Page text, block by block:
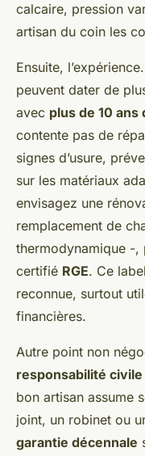
calcaire, pression
artisan du coin les
Ensuite,
peuvent dater de
avec plus de 10 ans
contente pas de
signes d’usure,
sur les matériaux
envisagez une
remplacement de
thermodynamique -,
certifié RGE. Ce
reconnue, surtout
financières.
Autre point non
responsabilité civile
bon artisan assume
joint, un robinet ou
garantie décennale